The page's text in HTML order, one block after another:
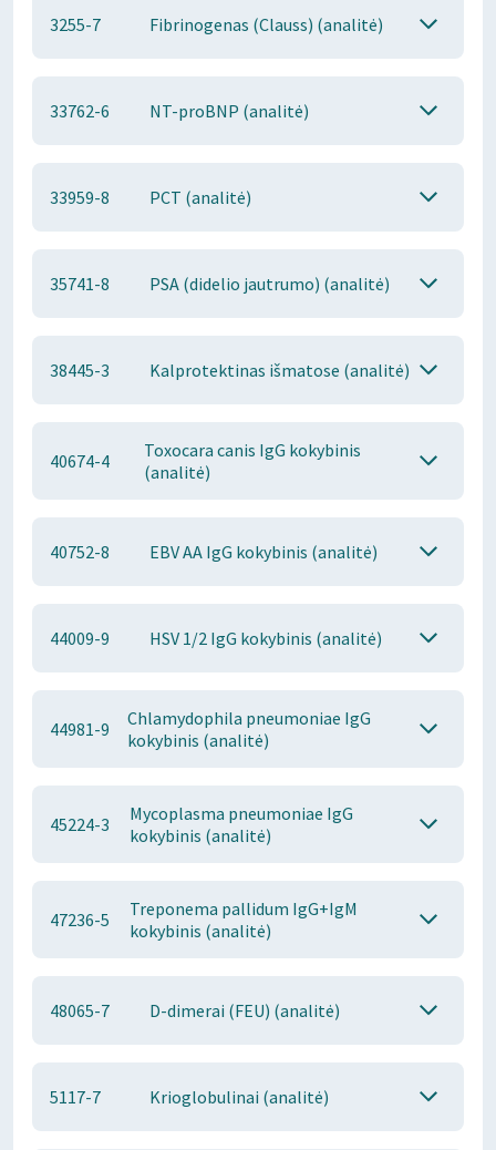
3255-7 Fibrinogenas (Clauss) (analitė)
33762-6 NT-proBNP (analitė)
33959-8 PCT (analitė)
35741-8 PSA (didelio jautrumo) (analitė)
38445-3 Kalprotektinas išmatose (analitė)
40674-4
Toxocara canis IgG kokybinis
(analitė)
40752-8 EBV AA IgG kokybinis (analitė)
44009-9 HSV 1/2 IgG kokybinis (analitė)
44981-9
Chlamydophila pneumoniae IgG
kokybinis (analitė)
45224-3
Mycoplasma pneumoniae IgG
kokybinis (analitė)
47236-5
Treponema pallidum IgG+IgM
kokybinis (analitė)
48065-7 D-dimerai (FEU) (analitė)
5117-7 Krioglobulinai (analitė)